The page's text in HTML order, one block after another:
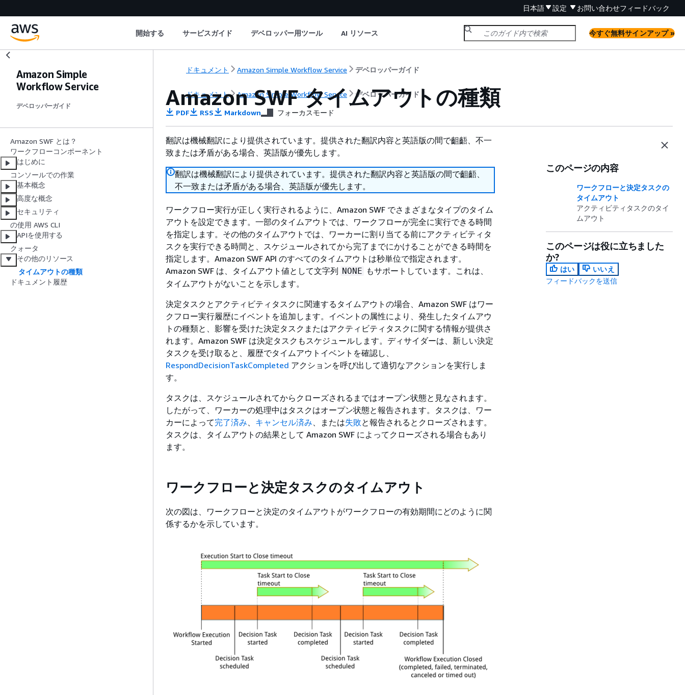
日本語 設定 お問い合わせフィードバック
開始する サービスガイド デベロッパー用ツール AI リソース 今すぐ無料サインアップ »
Amazon Simple
Workflow Service
デベロッパーガイド
Amazon SWF とは？
ワークフローコンポーネント
はじめに
コンソールでの作業
基本概念
高度な概念
セキュリティ
の使用 AWS CLI
APIを使用する
クォータ
その他のリソース
タイムアウトの種類
ドキュメント履歴
ドキュメント Amazon Simple Workflow Service デベロッパーガイド
ドキュメント Amazon Simple Workflow Service デベロッパーガイド
Amazon SWF タイムアウトの種類
PDF RSS Markdown フォーカスモード
翻訳は機械翻訳により提供されています。提供された翻訳内容と英語版の間で齟齬、不一
致または矛盾がある場合、英語版が優先します。
翻訳は機械翻訳により提供されています。提供された翻訳内容と英語版の間で齟齬、
不一致または矛盾がある場合、英語版が優先します。
ワークフロー実行が正しく実行されるように、Amazon SWF でさまざまなタイプのタイム
アウトを設定できます。一部のタイムアウトでは、ワークフローが完全に実行できる時間
を指定します。その他のタイムアウトでは、ワーカーに割り当てる前にアクティビティタ
スクを実行できる時間と、スケジュールされてから完了までにかけることができる時間を
指定します。Amazon SWF API のすべてのタイムアウトは秒単位で指定されます。
Amazon SWF は、タイムアウト値として文字列 NONE もサポートしています。これは、
タイムアウトがないことを示します。
決定タスクとアクティビティタスクに関連するタイムアウトの場合、Amazon SWF はワー
クフロー実行履歴にイベントを追加します。イベントの属性により、発生したタイムアウ
トの種類と、影響を受けた決定タスクまたはアクティビティタスクに関する情報が提供さ
れます。Amazon SWF は決定タスクもスケジュールします。ディサイダーは、新しい決定
タスクを受け取ると、履歴でタイムアウトイベントを確認し、
RespondDecisionTaskCompleted アクションを呼び出して適切なアクションを実行しま
す。
タスクは、スケジュールされてからクローズされるまではオープン状態と見なされます。
したがって、ワーカーの処理中はタスクはオープン状態と報告されます。タスクは、ワー
カーによって完了済み、 キャンセル済み、または失敗と報告されるとクローズされます。
タスクは、タイムアウトの結果として Amazon SWF によってクローズされる場合もあり
ます。
ワークフローと決定タスクのタイムアウト
次の図は、ワークフローと決定のタイムアウトがワークフローの有効期間にどのように関
係するかを示しています。
このページの内容
ワークフローと決定タスクの
タイムアウト
アクティビティタスクのタイ
ムアウト
このページは役に立ちました
か?
はい
いいえ
フィードバックを送信